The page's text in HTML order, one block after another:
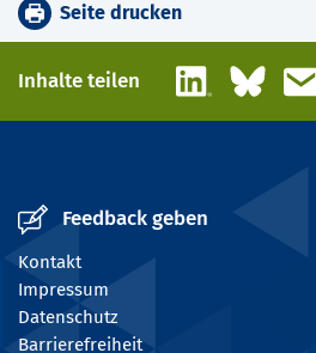
Seite drucken
Inhalte teilen LinkedIn
Feedback geben
Kontakt
Impressum
Datenschutz
Barrierefreiheit